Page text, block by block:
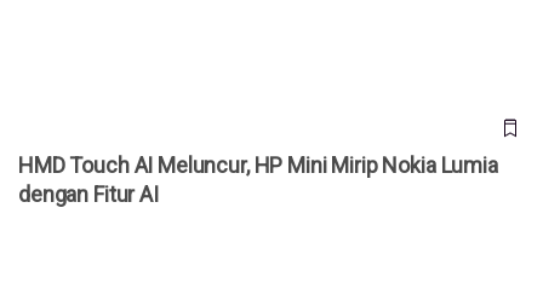
HMD Touch AI Meluncur, HP Mini Mirip Nokia Lumia
dengan Fitur AI